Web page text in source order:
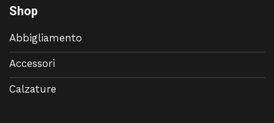
Shop
Abbigliamento
Accessori
Calzature